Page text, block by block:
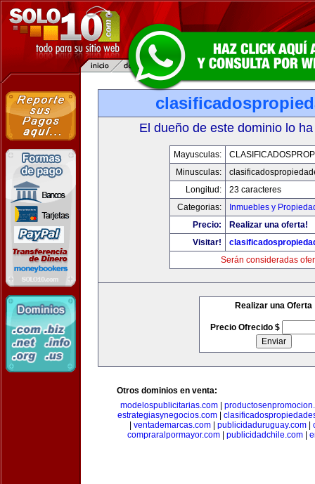
El dueño de este dominio lo
Mayusculas:
Minusculas:
Longitud:
23 caracteres
Categorias:
Inmuebles y
Precio:
Realizar una oferta!
Visitar!
Serán consideradas
Realizar una Oferta
Precio Ofrecido $
Otros dominios en venta:
modelospublicitarias.com
estrategiasynegocios.com|
ventademarcas.com publicidaduruguay.com
compraralpormayor.com| publicidadchile.com|